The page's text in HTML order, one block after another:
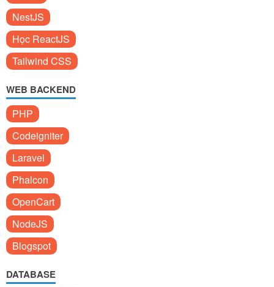
NestJS
Học ReactJS
Tailwind CSS
WEB BACKEND
PHP
Codeigniter
Laravel
Phalcon
OpenCart
NodeJS
Blogspot
DATABASE